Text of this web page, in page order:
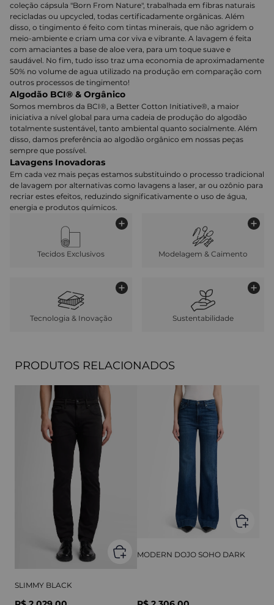
coleção cápsula "Born From Nature", trabalhada em fibras naturais
recicladas ou upcycled, todas certificadamente orgânicas. Além
disso, o tingimento é feito com tintas minerais, que não agridem o
meio-ambiente e criam uma cor viva e vibrante. A lavagem é feita
com amaciantes a base de aloe vera, para um toque suave e
saudável. No fim, tudo isso traz uma economia de aproximadamente
50% no volume de agua utilizado na produção em comparação com
outros processos de tingimento!
Algodão BCI® & Orgânico
Somos membros da BCI®, a Better Cotton Initiative®, a maior
iniciativa a nível global para uma cadeia de produção do algodão
totalmente sustentável, tanto ambiental quanto socialmente. Além
disso, damos preferência ao algodão orgânico em nossas peças
sempre que possível.
Lavagens Inovadoras
Em cada vez mais peças estamos substituindo o processo tradicional
de lavagem por alternativas como lavagens a laser, ar ou ozônio para
recriar estes efeitos, reduzindo significativamente o uso de água,
energia e produtos químicos.
Tecidos Exclusivos Modelagem & Caimento
Tecnologia & Inovação Sustentabilidade
PRODUTOS RELACIONADOS
SLIMMY BLACK
MODERN DOJO SOHO DARK